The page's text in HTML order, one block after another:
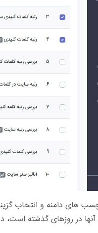
های دامنه و انتخاب
در روزهای گذشته است،